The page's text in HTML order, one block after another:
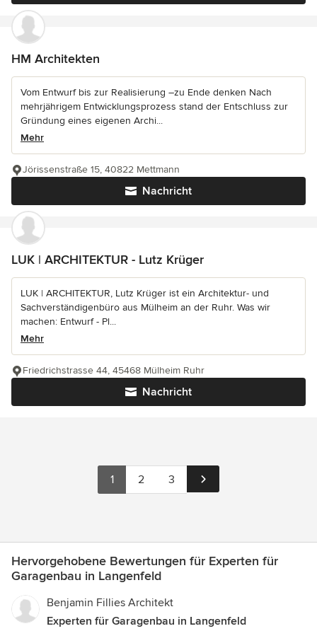
HM Architekten
Vom Entwurf bis zur Realisierung –zu Ende denken Nach
mehrjährigem Entwicklungsprozess stand der Entschluss zur
Gründung eines eigenen Archi...
Mehr
Nachricht
Jörissenstraße 15, 40822 Mettmann
LUK | ARCHITEKTUR - Lutz Krüger
LUK | ARCHITEKTUR, Lutz Krüger ist ein Architektur- und
Sachverständigenbüro aus Mülheim an der Ruhr. Was wir
machen: Entwurf - Pl...
Mehr
Nachricht
Friedrichstrasse 44, 45468 Mülheim Ruhr
1 2 3
Hervorgehobene Bewertungen für Experten für
Garagenbau in Langenfeld
Benjamin Fillies Architekt
Experten für Garagenbau in Langenfeld